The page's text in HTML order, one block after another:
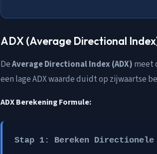
ADX (Average Directional
DeAverage Directional Index (ADX) meet
een lage ADX waarde duidt op zijwaartse
ADX Berekening Formule:
Stap 1: Bereken Directionele